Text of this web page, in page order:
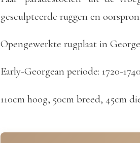
gesculpteerde ruggen en
Opengewerkte rugplaat in
Early-Georgean periode: 1720-1740
110cm hoog, 50cm breed, 45cm